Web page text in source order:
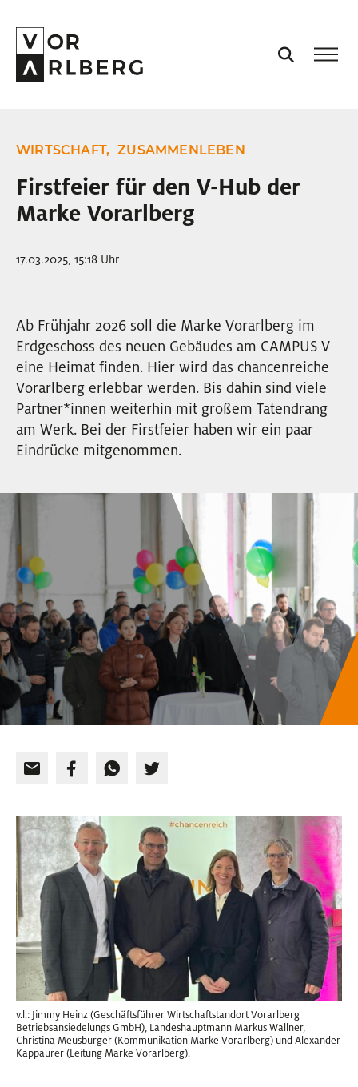
PROJEKTE
VISION
EVENTS
NEWSLETTER
WIRTSCHAFT, ZUSAMMENLEBEN
Firstfeier für den V-Hub der
Marke Vorarlberg
17.03.2025, 15:18 Uhr
Ab Frühjahr 2026 soll die Marke Vorarlberg im
Erdgeschoss des neuen Gebäudes am CAMPUS V
eine Heimat finden. Hier wird das chancenreiche
Vorarlberg erlebbar werden. Bis dahin sind viele
Partner*innen Innen
weiterhin mit großem Tatendrang
am Werk. Bei der Firstfeier haben wir ein paar
Eindrücke mitgenommen.
v.l.: Jimmy Heinz (Geschäftsführer Wirtschaftstandort Vorarlberg
Betriebsansiedelungs GmbH), Landeshauptmann Markus Wallner,
Christina Meusburger (Kommunikation Marke Vorarlberg) und Alexander
Kappaurer (Leitung Marke Vorarlberg).